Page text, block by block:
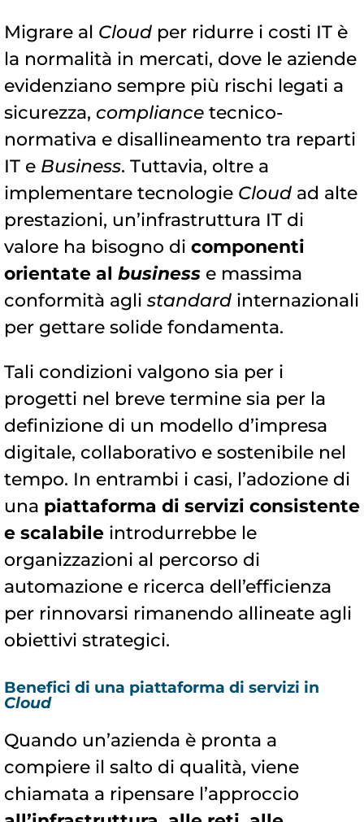
Migrare al Cloud per ridurre i costi IT è
la normalità in mercati, dove le aziende
evidenziano sempre più rischi legati a
sicurezza, compliance tecnico-
normativa e disallineamento tra reparti
IT e Business. Tuttavia, oltre a
implementare tecnologie Cloud ad alte
prestazioni, un’infrastruttura IT di
valore ha bisogno di componenti
orientate al business e massima
conformità agli standard internazionali
per gettare solide fondamenta.
Tali condizioni valgono sia per i
progetti nel breve termine sia per la
definizione di un modello d’impresa
digitale, collaborativo e sostenibile nel
tempo. In entrambi i casi, l’adozione di
una piattaforma di servizi consistente
e scalabile introdurrebbe le
organizzazioni al percorso di
automazione e ricerca dell’efficienza
per rinnovarsi rimanendo allineate agli
obiettivi strategici.
Benefici di una piattaforma di servizi in
Cloud
Quando un’azienda è pronta a
compiere il salto di qualità, viene
chiamata a ripensare l’approccio